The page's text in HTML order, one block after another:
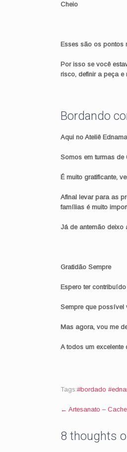
Cheio
Esses são os pontos
Por isso se você
risco, definir a peça e
Bordando
Aqui no Ateliê
Somos em turmas de
É muito gratificante,
Afinal levar para as
famílias é muito
Já de antemão deixo
Gratidão Sempre
Espero ter
Sempre que possível
Mas agora, vou me
A todos um excelente
Tags:#bordado
Post
← Artesanato –
8 thoughts